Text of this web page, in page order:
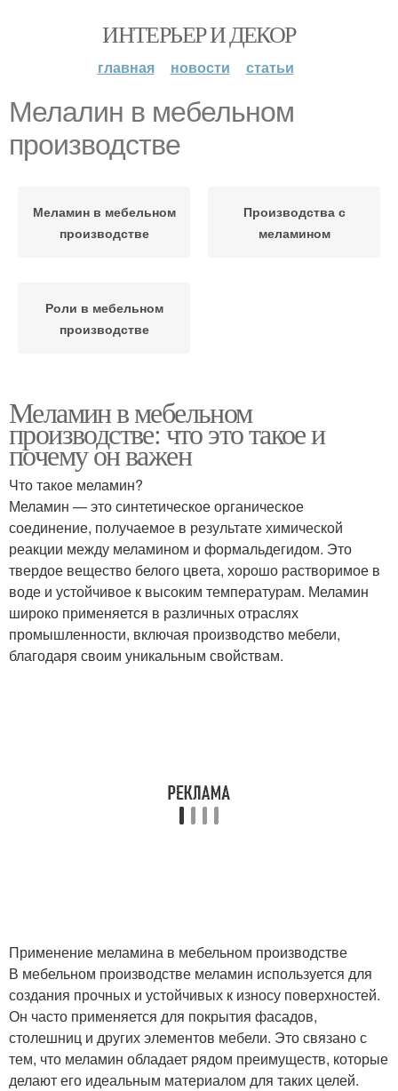
ИНТЕРЬЕР И ДЕКОР
главная новости статьи
Мелалин в мебельном
производстве
Меламин в мебельном
производстве
Производства с
меламином
Роли в мебельном
производстве
Меламин в мебельном
производстве: что это такое и
почему он важен
Что такое меламин?
Меламин — это синтетическое органическое
соединение, получаемое в результате химической
реакции между меламином и формальдегидом. Это
твердое вещество белого цвета, хорошо растворимое в
воде и устойчивое к высоким температурам. Меламин
широко применяется в различных отраслях
промышленности, включая производство мебели,
благодаря своим уникальным свойствам.
Применение меламина в мебельном производстве
В мебельном производстве меламин используется для
создания прочных и устойчивых к износу поверхностей.
Он часто применяется для покрытия фасадов,
столешниц и других элементов мебели. Это связано с
тем, что меламин обладает рядом преимуществ, которые
делают его идеальным материалом для таких целей.